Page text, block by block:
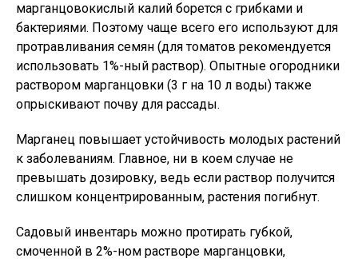
марганцовокислый калий борется с грибками и
бактериями. Поэтому чаще всего его используют для
протравливания семян (для томатов рекомендуется
использовать 1%-ный раствор). Опытные огородники
раствором марганцовки (3 г на 10 л воды) также
опрыскивают почву для рассады.
Марганец повышает устойчивость молодых растений
к заболеваниям. Главное, ни в коем случае не
превышать дозировку, ведь если раствор получится
слишком концентрированным, растения погибнут.
Садовый инвентарь можно протирать губкой,
смоченной в 2%-ном растворе марганцовки,